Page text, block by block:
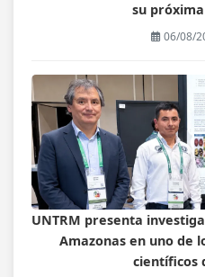
su
06/08/
UNTRM presenta
Amazonas en uno de
científicos